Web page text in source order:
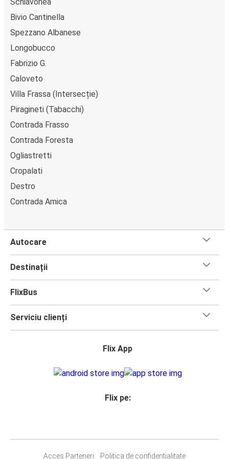
metode sigure de plată online, cum ar fi card de credit,
numerar la bordul autocarelor sau la unul din punctele de
vânzare.
Bivio Cantinella
Spezzano Albanese
Longobucco
Fabrizio G.
Caloveto
Villa Frassa (Intersecție)
Piragineti (Tabacchi)
Contrada Frasso
Contrada Foresta
Ogliastretti
Cropalati
Destro
Contrada Amica
Autocare
Destinații
FlixBus
Serviciu clienți
Flix App
Flix pe:
Acces Parteneri Politica de confidențialitate